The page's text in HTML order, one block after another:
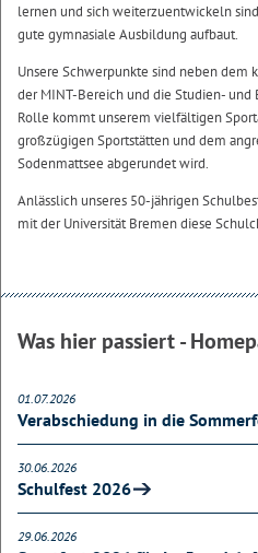
lernen und sich weiterzuentwickeln
gute gymnasiale Ausbildung aufbaut.
Unsere Schwerpunkte sind neben dem
der MINT-Bereich und die Studien- und
Rolle kommt unserem vielfältigen
großzügigen Sportstätten und dem
Sodenmattsee abgerundet wird.
Anlässlich unseres 50-jährigen
mit der Universität Bremen diese
Was hier passiert -
01.07.2026
Verabschiedung in die
30.06.2026
Schulfest 2026
29.06.2026